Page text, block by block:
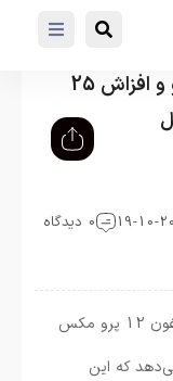
تست‌های بنچ مارک آیفون 12 پرو و افزاش 25
0 دیدگاه
و آیفون 12 پرو مکس
که این